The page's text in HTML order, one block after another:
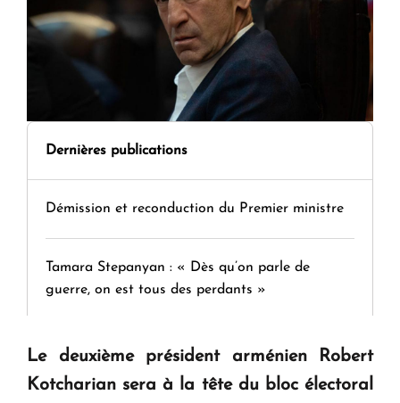
Dernières publications
Démission et reconduction du Premier ministre
Tamara Stepanyan : « Dès qu’on parle de
guerre, on est tous des perdants »
" Tant qu'il n'existe pas d'alternative concrète, la
Le deuxième président arménien Robert
Kotcharian sera à la tête du bloc électoral